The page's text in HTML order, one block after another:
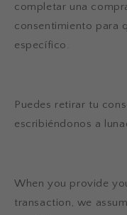
completar una
consentimiento para
específico.
Puedes retirar tu
escribiéndonos a
When you provide
transaction, we